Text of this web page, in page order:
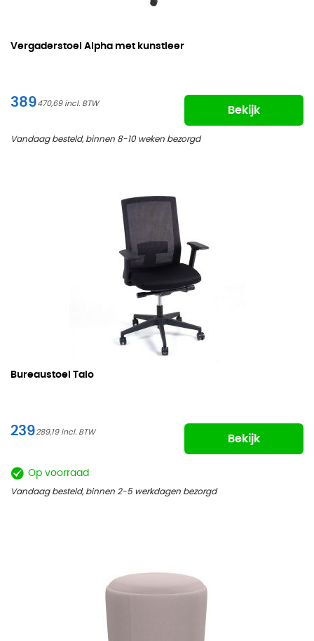
Vergaderstoel Alpha met kunstleer
389470,69
Bekijk
Vandaag besteld, binnen 8-10 weken bezorgd
Bureaustoel Talo
239289,19
Bekijk
Op voorraad
Vandaag besteld, binnen 2-5 werkdagen bezorgd